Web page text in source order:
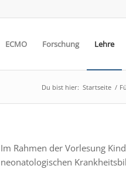
ECMO Forschung Lehre
Du bist hier: Startseite /
Im Rahmen der Vorlesung
neonatologischen